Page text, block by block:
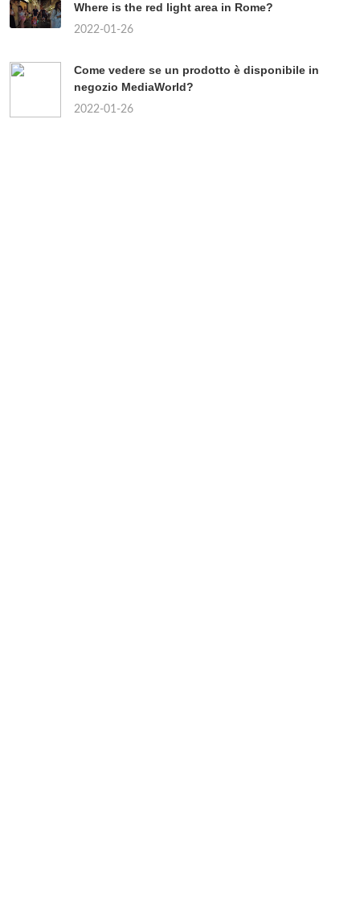
Where is the red light area in Rome?
2022-01-26
Come vedere se un prodotto è disponibile in
negozio MediaWorld?
2022-01-26